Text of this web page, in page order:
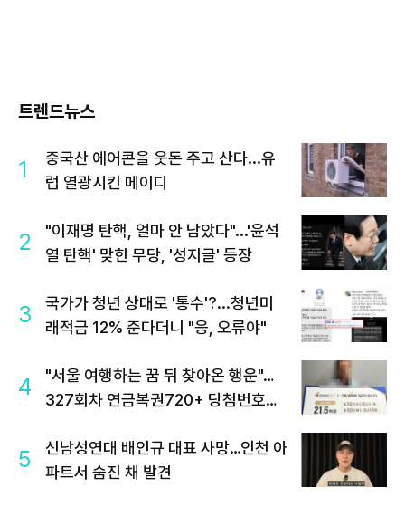
트렌드뉴스
1
중국산 에어콘을 웃돈 주고 산다...유
럽 열광시킨 메이디
2
"이재명 탄핵, 얼마 안 남았다"...'윤석
열 탄핵' 맞힌 무당, '성지글' 등장
3
국가가 청년 상대로 '통수'?...청년미
래적금 12% 준다더니 "응, 오류야"
4
"서울 여행하는 꿈 뒤 찾아온 행운"…
327회차 연금복권720+ 당첨번호조
5
신남성연대 배인규 대표 사망…인천 아
파트서 숨진 채 발견